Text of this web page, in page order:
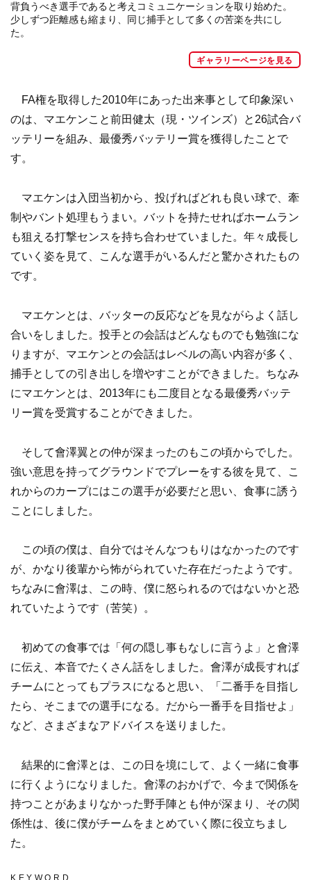
背負うべき選手であると考えコミュニケーションを取り始めた。
少しずつ距離感も縮まり、同じ捕手として多くの苦楽を共にし
た。
ギャラリーページを見る
FA権を取得した2010年にあった出来事として印象深い
のは、マエケンこと前田健太（現・ツインズ）と26試合バ
ッテリーを組み、最優秀バッテリー賞を獲得したことで
す。
マエケンは入団当初から、投げればどれも良い球で、牽
制やバント処理もうまい。バットを持たせればホームラン
も狙える打撃センスを持ち合わせていました。年々成長し
ていく姿を見て、こんな選手がいるんだと驚かされたもの
です。
マエケンとは、バッターの反応などを見ながらよく話し
合いをしました。投手との会話はどんなものでも勉強にな
りますが、マエケンとの会話はレベルの高い内容が多く、
捕手としての引き出しを増やすことができました。ちなみ
にマエケンとは、2013年にも二度目となる最優秀バッテ
リー賞を受賞することができました。
そして會澤翼との仲が深まったのもこの頃からでした。
強い意思を持ってグラウンドでプレーをする彼を見て、こ
れからのカープにはこの選手が必要だと思い、食事に誘う
ことにしました。
この頃の僕は、自分ではそんなつもりはなかったのです
が、かなり後輩から怖がられていた存在だったようです。
ちなみに會澤は、この時、僕に怒られるのではないかと恐
れていたようです（苦笑）。
初めての食事では「何の隠し事もなしに言うよ」と會澤
に伝え、本音でたくさん話をしました。會澤が成長すれば
チームにとってもプラスになると思い、「二番手を目指し
たら、そこまでの選手になる。だから一番手を目指せよ」
など、さまざまなアドバイスを送りました。
結果的に會澤とは、この日を境にして、よく一緒に食事
に行くようになりました。會澤のおかげで、今まで関係を
持つことがあまりなかった野手陣とも仲が深まり、その関
係性は、後に僕がチームをまとめていく際に役立ちまし
た。
KEYWORD